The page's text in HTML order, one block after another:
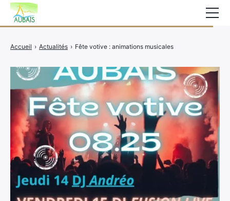
Accueil › Actualités › Fête votive : animations musicales
Actualités
Vie au village
Services
Elections
Etat Civil
CCAS
Contact